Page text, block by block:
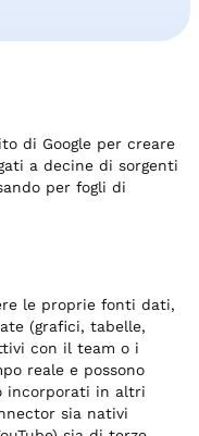
di Google per creare
a decine di sorgenti
per fogli di
le proprie fonti dati,
(grafici, tabelle,
con il team o i
reale e possono
incorporati in altri
sia nativi